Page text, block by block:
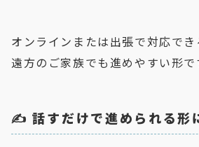
オンラインまたは出張で対応でき
遠方のご家族でも進めやすい形で
✍️ 話すだけで進められる形